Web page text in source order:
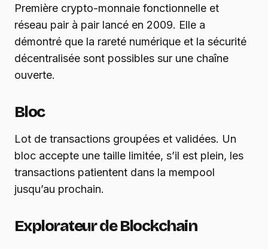
Première crypto-monnaie fonctionnelle et
réseau pair à pair lancé en 2009. Elle a
démontré que la rareté numérique et la sécurité
décentralisée sont possibles sur une chaîne
ouverte.
Bloc
Lot de transactions groupées et validées. Un
bloc accepte une taille limitée, s’il est plein, les
transactions patientent dans la mempool
jusqu’au prochain.
Explorateur de Blockchain